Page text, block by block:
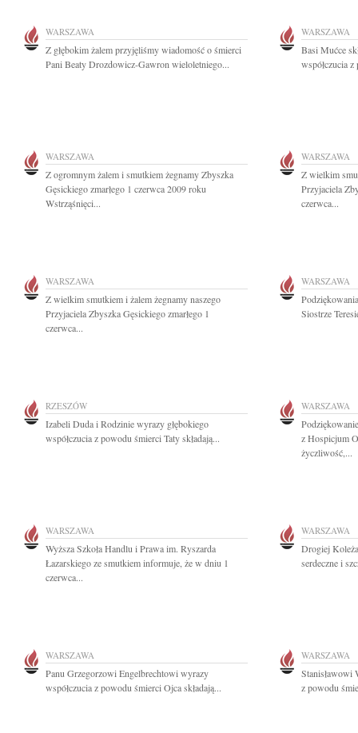
WARSZAWA
Z głębokim żalem przyjęliśmy wiadomość o śmierci
Pani Beaty Drozdowicz-Gawron wieloletniego...
WARSZAWA
Basi Mućce
współczucia
WARSZAWA
Z ogromnym żalem i smutkiem żegnamy Zbyszka
Gęsickiego zmarłego 1 czerwca 2009 roku
Wstrząśnięci...
WARSZAWA
Z wielkim
Przyjaciela
czerwca...
WARSZAWA
Z wielkim smutkiem i żalem żegnamy naszego
Przyjaciela Zbyszka Gęsickiego zmarłego 1
czerwca...
WARSZAWA
Siostrze
RZESZÓW
Izabeli Duda i Rodzinie wyrazy głębokiego
współczucia z powodu śmierci Taty składają...
WARSZAWA
z Hospicjum
życzliwość,...
WARSZAWA
Wyższa Szkoła Handlu i Prawa im. Ryszarda
Łazarskiego ze smutkiem informuje, że w dniu 1
czerwca...
WARSZAWA
Drogiej
serdeczne i
WARSZAWA
Panu Grzegorzowi Engelbrechtowi wyrazy
współczucia z powodu śmierci Ojca składają...
WARSZAWA
Stanisławowi
z powodu